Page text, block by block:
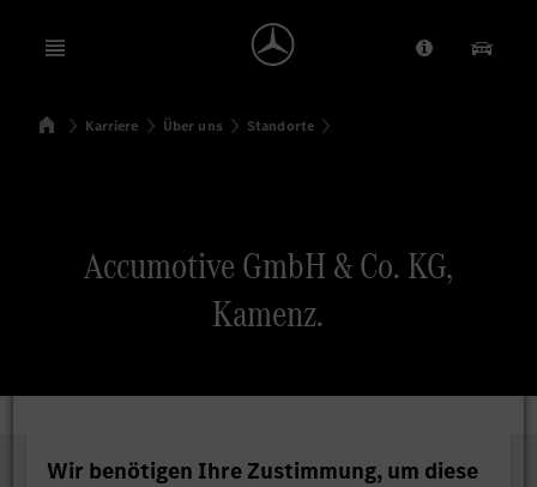
Open menu Anbieter/
SuchenStartseite
Karriere Über uns Standorte
Accumotive GmbH & Co. KG,
Kamenz.
Wir benötigen Ihre Zustimmung, um diese